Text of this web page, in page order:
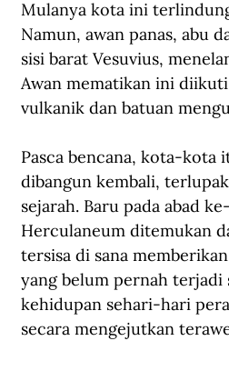
Mulanya kota ini
Namun, awan panas, abu
sisi barat Vesuvius,
Awan mematikan ini
vulkanik dan batuan
Pasca bencana, kota-kota
dibangun kembali,
sejarah. Baru pada abad
Herculaneum ditemukan
tersisa di sana
yang belum pernah terjadi
kehidupan sehari-hari
secara mengejutkan